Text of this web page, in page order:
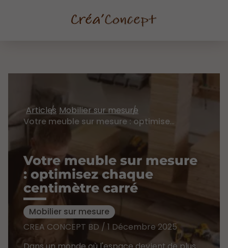
Articles Mobilier sur mesure
Votre meuble sur mesure : optimisez chaque centimètre carré
Votre meuble sur mesure
: optimisez chaque
centimètre carré
Mobilier sur mesure
CREA CONCEPT BD / 1 Décembre 2025